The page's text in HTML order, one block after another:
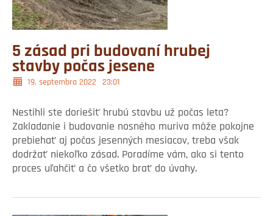
5 zásad pri budovaní hrubej
stavby počas jesene
19. septembra 2022 23:01
Nestihli ste doriešiť hrubú stavbu už počas leta?
Zakladanie i budovanie nosného muriva môže pokojne
prebiehať aj počas jesenných mesiacov, treba však
dodržať niekoľko zásad. Poradíme vám, ako si tento
proces uľahčiť a čo všetko brať do úvahy.